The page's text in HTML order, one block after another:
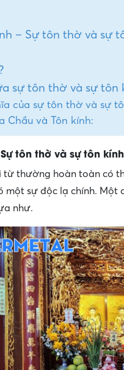
– Sự tôn thờ và sự
sự tôn thờ và sự tôn
của sự tôn thờ và sự
Chầu và Tôn kính:
tôn thờ và sự tôn kính
từ thường hoàn toàn có
một sự độc lạ chính. Một
như.